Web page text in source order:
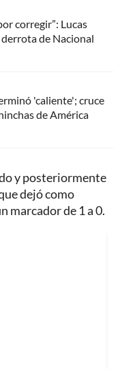
corregir”: Lucas
de Nacional
'caliente'; cruce
de América
y posteriormente
dejó como
marcador de 1 a 0.